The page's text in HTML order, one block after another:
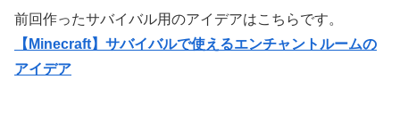
前回作ったサバイバル用のアイデアはこちらです。
【Minecraft】サバイバルで使えるエンチャントルームの
アイデア